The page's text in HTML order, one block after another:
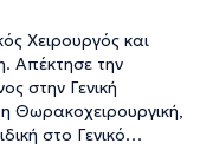
Χειρουργός και
Απέκτησε την
στην Γενική
Θωρακοχειρουργική,
στο Γενικό